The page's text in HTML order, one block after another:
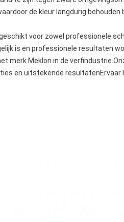
de kleur langdurig
voor zowel professionele
is en professionele resultaten
merk Meklon in de
en uitstekende resultatenErvaar